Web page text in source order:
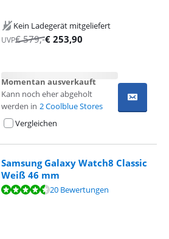
Kein Ladegerät mitgeliefert
UVP€579,-€ 253,90
Momentan ausverkauft
Kann noch eher abgeholt
werden in 2 Coolblue Stores
Vergleichen
Samsung Galaxy Watch8 Classic
Weiß 46 mm
auf 20 Bewertungen.
20 Bewertungen